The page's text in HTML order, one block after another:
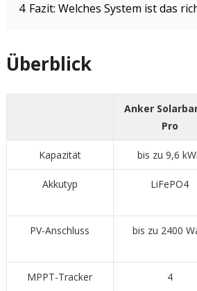
4 Fazit: Welches System ist das
Überblick
Anker
Pro
Kapazität bis zu 9,6
Akkutyp LiFePO4
PV-Anschluss bis zu 2400
MPPT-Tracker 4